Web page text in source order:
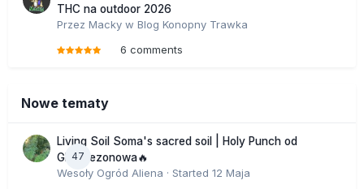
THC na outdoor 2026
Przez Macky w Blog Konopny Trawka
6 comments
Nowe tematy
47
Living Soil Soma's sacred soil | Holy Punch od
GHS sezonowa🔥
Wesoły Ogród Aliena · Started 12 Maja